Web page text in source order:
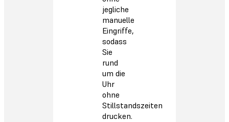
jegliche
manuelle
Eingriffe,
sodass
Sie
rund
um die
Uhr
ohne
Stillstandszeiten
drucken.